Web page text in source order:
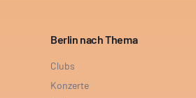
Berlin nach Thema
Clubs
Konzerte